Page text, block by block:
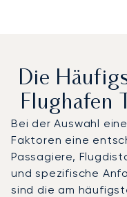
Die
Flughafen
Bei der Auswahl
Faktoren eine
Passagiere,
und spezifische
sind die am